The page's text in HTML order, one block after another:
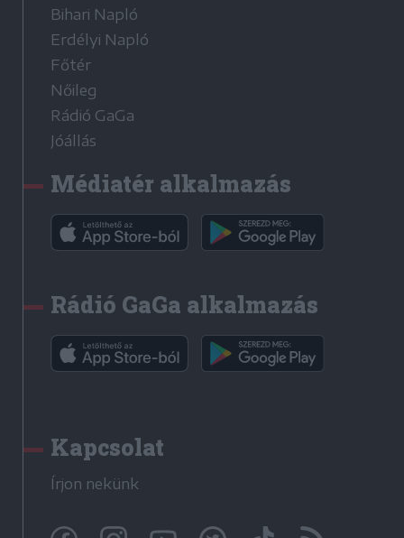
Bihari Napló
Erdélyi Napló
Főtér
Nőileg
Rádió GaGa
Jóállás
Médiatér alkalmazás
Rádió GaGa alkalmazás
Kapcsolat
Írjon nekünk